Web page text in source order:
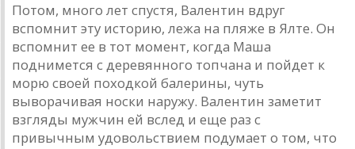
Потом, много лет спустя, Валентин вдруг
вспомнит эту историю, лежа на пляже в Ялте. Он
вспомнит ее в тот момент, когда Маша
поднимется с деревянного топчана и пойдет к
морю своей походкой балерины, чуть
выворачивая носки наружу. Валентин заметит
взгляды мужчин ей вслед и еще раз с
привычным удовольствием подумает о том, что